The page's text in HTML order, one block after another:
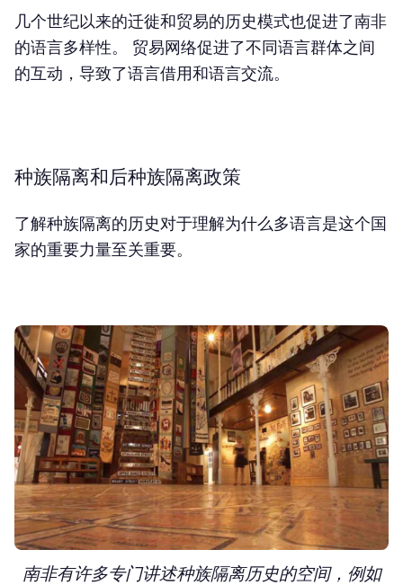
几个世纪以来的迁徙和贸易的历史模式也促进了南非
的语言多样性。 贸易网络促进了不同语言群体之间
的互动，导致了语言借用和语言交流。
种族隔离和后种族隔离政策
了解种族隔离的历史对于理解为什么多语言是这个国
家的重要力量至关重要。
南非有许多专门讲述种族隔离历史的空间，例如